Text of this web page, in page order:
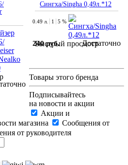
Сингха/Singha 0,49л.*12
Быстрый просмотр
0.49 л. 1 5 %
240 руб. Достаточно
Товары этого бренда
Подписывайтесь
на новости и акции
Акции и
магазина
Сообщения от
от руководителя